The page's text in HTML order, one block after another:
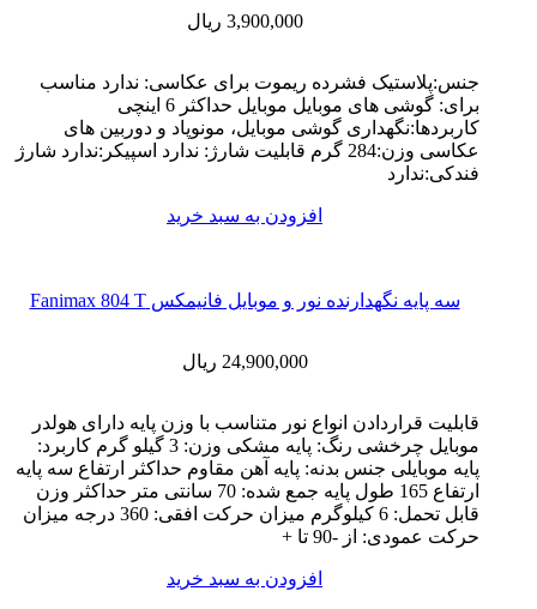
3,900,000 ریال
جنس:پلاستیک فشرده ریموت برای عکاسی: ندارد مناسب
برای: گوشی های موبایل موبایل حداکثر 6 اینچی
کاربردها:نگهداری گوشی موبایل، مونوپاد و دوربین های
عکاسی وزن:284 گرم قابلیت شارژ: ندارد اسپیکر:ندارد شارژ
فندکی:ندارد
افزودن به سبد خرید
سه پایه نگهدارنده نور و موبایل فانیمکس Fanimax 804 T
24,900,000 ریال
قابلیت قراردادن انواع نور متناسب با وزن پایه دارای هولدر
موبایل چرخشی رنگ: پایه مشکی وزن: 3 گیلو گرم کاربرد:
پایه موبایلی جنس بدنه: پایه آهن مقاوم حداکثر ارتفاع سه پایه
ارتفاع 165 طول پایه جمع شده: 70 سانتی متر حداکثر وزن
قابل تحمل: 6 کیلوگرم میزان حرکت افقی: 360 درجه میزان
حرکت عمودی: از -90 تا +
افزودن به سبد خرید